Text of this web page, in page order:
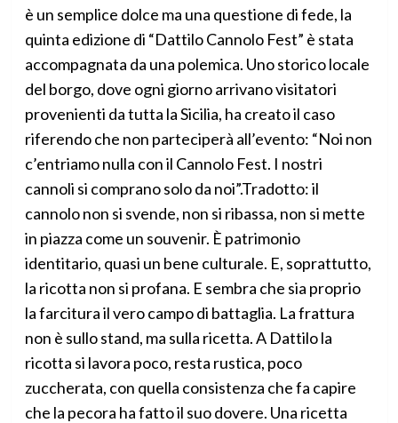
è un semplice dolce ma una questione di fede, la
quinta edizione di “Dattilo Cannolo Fest” è stata
accompagnata da una polemica. Uno storico locale
del borgo, dove ogni giorno arrivano visitatori
provenienti da tutta la Sicilia, ha creato il caso
riferendo che non parteciperà all’evento: “Noi non
c’entriamo nulla con il Cannolo Fest. I nostri
cannoli si comprano solo da noi”.Tradotto: il
cannolo non si svende, non si ribassa, non si mette
in piazza come un souvenir. È patrimonio
identitario, quasi un bene culturale. E, soprattutto,
la ricotta non si profana. E sembra che sia proprio
la farcitura il vero campo di battaglia. La frattura
non è sullo stand, ma sulla ricetta. A Dattilo la
ricotta si lavora poco, resta rustica, poco
zuccherata, con quella consistenza che fa capire
che la pecora ha fatto il suo dovere. Una ricetta